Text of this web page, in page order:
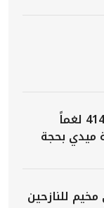
مشروع "مسام" يتلف 4141 لغماً
ميدي بحجة
للنازحين